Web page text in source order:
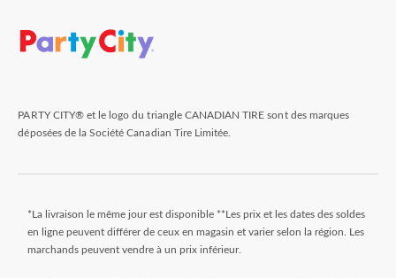
PARTY CITY® et le logo du triangle CANADIAN TIRE sont des marques
déposées de la Société Canadian Tire Limitée.
*La livraison le même jour est disponible **Les prix et les dates des soldes
en ligne peuvent différer de ceux en magasin et varier selon la région. Les
marchands peuvent vendre à un prix inférieur.